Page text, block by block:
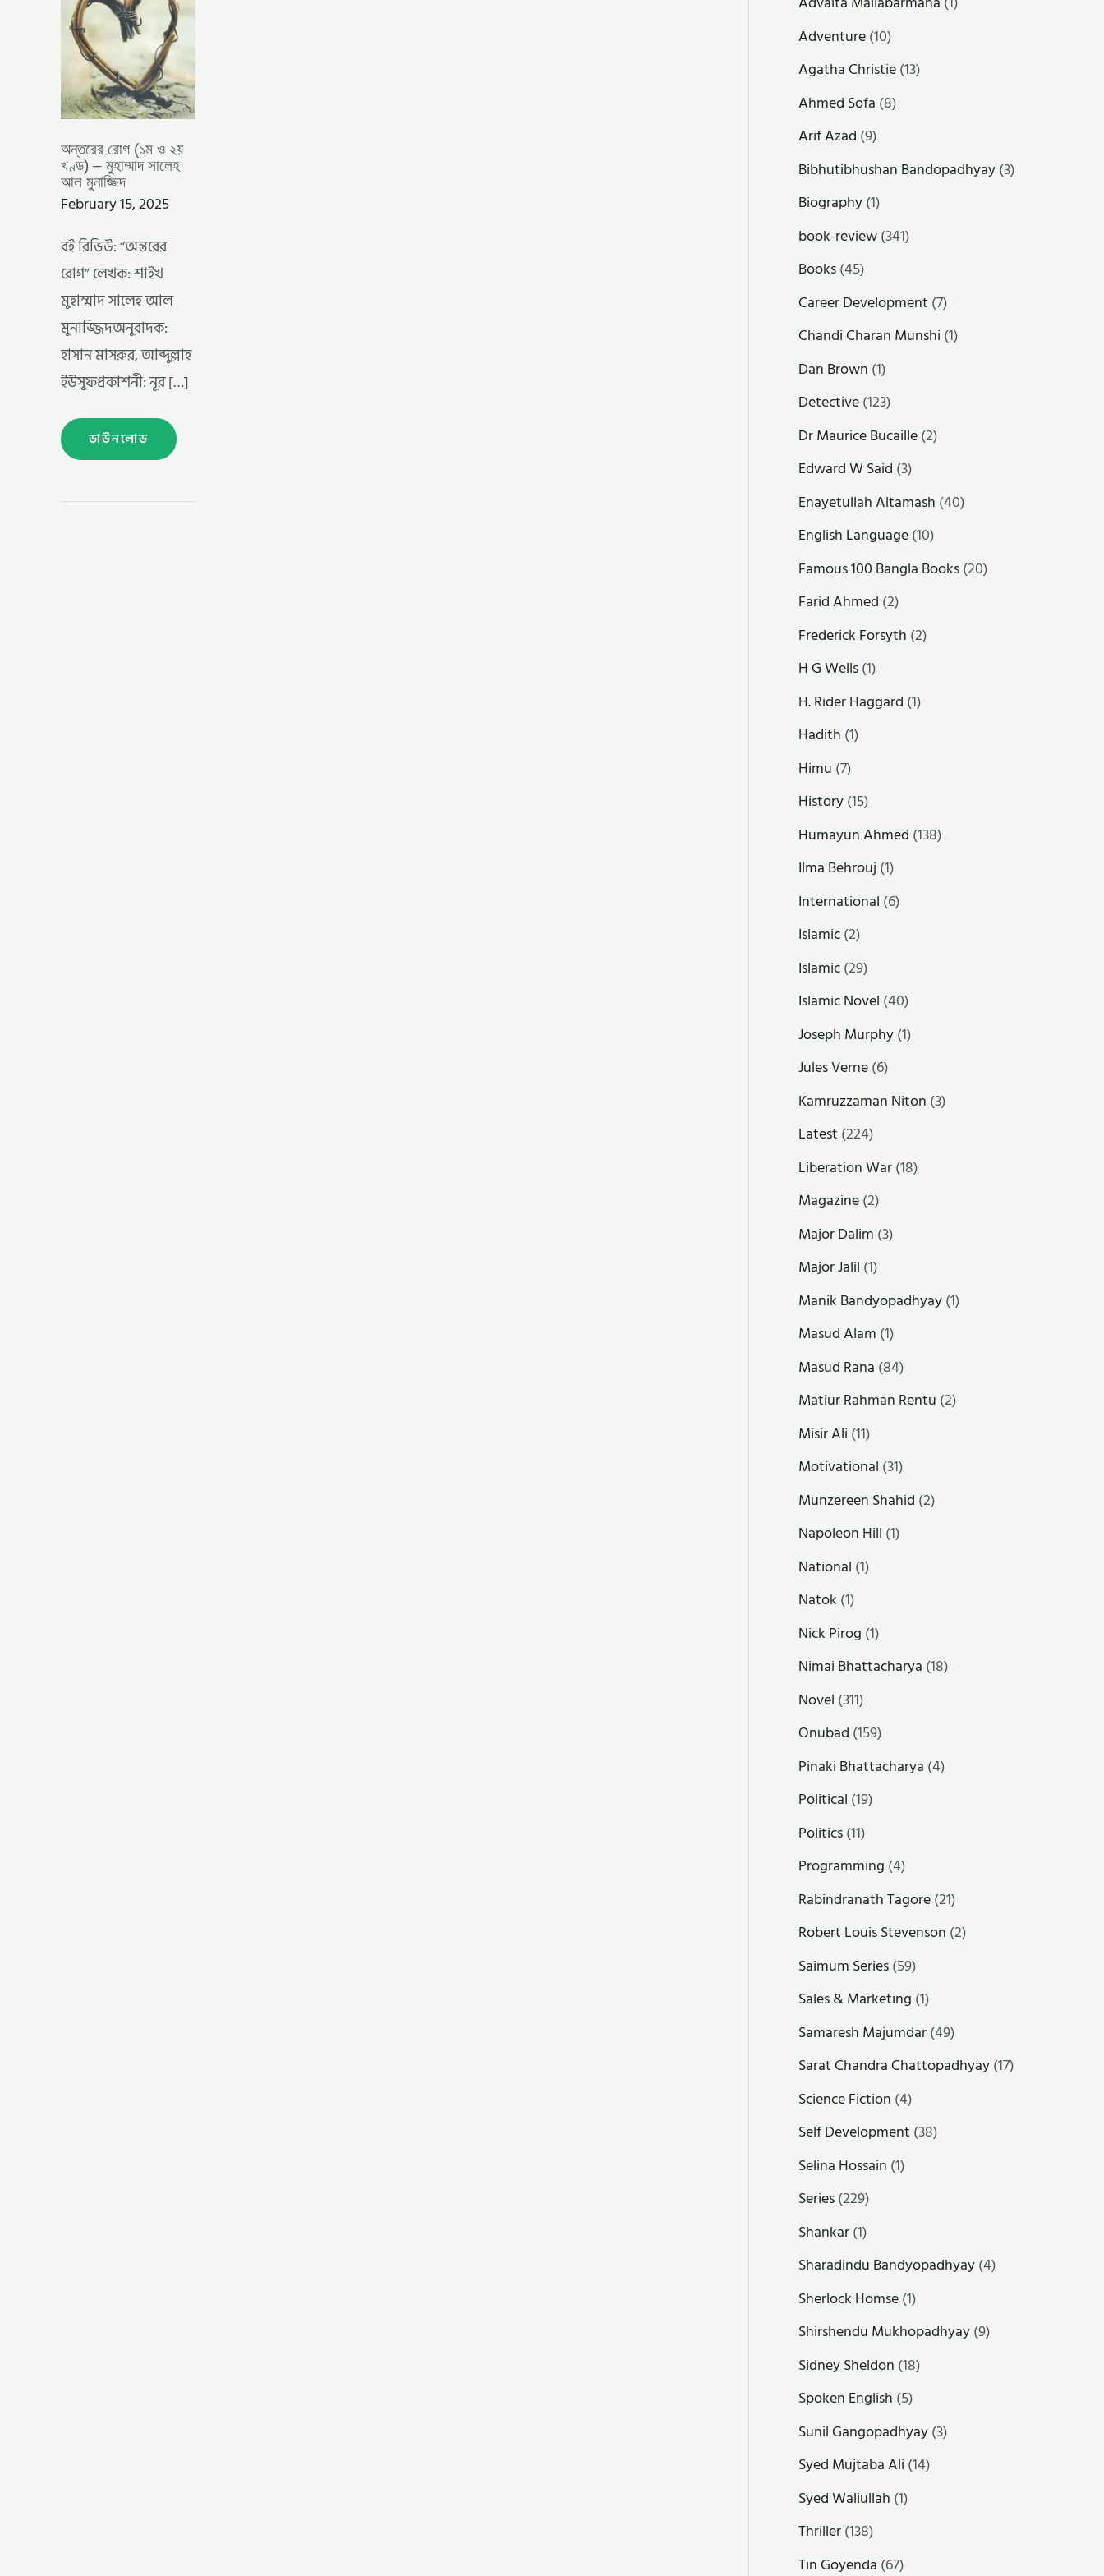
অন্তরের রোগ (১ম ও ২য়
খণ্ড) – মুহাম্মাদ সালেহ
আল মুনাজ্জিদ
February 15, 2025
বই রিভিউ: “অন্তরের
রোগ” লেখক: শাইখ
মুহাম্মাদ সালেহ আল
মুনাজ্জিদঅনুবাদক:
হাসান মাসরুর, আব্দুল্লাহ
ইউসুফপ্রকাশনী: নূর […]
সালেহ
আল
মুনাজ্জিদ
ডাউনলোড
Adventure(10)
Agatha Christie(13)
Ahmed Sofa (8)
Arif Azad (9)
Bibhutibhushan Bandopadhyay(3)
Biography(1)
book-review(341)
Books(45)
Career Development (7)
Chandi Charan Munshi (1)
Dan Brown (1)
Detective(123)
Dr Maurice Bucaille(2)
Edward W Said (3)
Enayetullah Altamash (40)
English Language(10)
Famous 100 Bangla Books(20)
Farid Ahmed (2)
Frederick Forsyth (2)
H G Wells(1)
H. Rider Haggard (1)
Hadith (1)
Himu (7)
History(15)
Humayun Ahmed (138)
Ilma Behrouj (1)
International (6)
Islamic(2)
Islamic(29)
Islamic Novel (40)
Joseph Murphy(1)
Jules Verne(6)
Kamruzzaman Niton (3)
Latest (224)
Liberation War(18)
Magazine(2)
Major Dalim (3)
Major Jalil (1)
Manik Bandyopadhyay(1)
Masud Alam (1)
Masud Rana (84)
Matiur Rahman Rentu (2)
Misir Ali (11)
Motivational (31)
Munzereen Shahid (2)
Napoleon Hill (1)
National (1)
Natok (1)
Nick Pirog (1)
Nimai Bhattacharya (18)
Novel (311)
Onubad (159)
Pinaki Bhattacharya (4)
Political (19)
Politics(11)
Programming (4)
Rabindranath Tagore(21)
Robert Louis Stevenson (2)
Saimum Series(59)
Sales & Marketing (1)
Samaresh Majumdar(49)
Sarat Chandra Chattopadhyay(17)
Science Fiction (4)
Self Development (38)
Selina Hossain (1)
Series(229)
Shankar(1)
Sharadindu Bandyopadhyay(4)
Sherlock Homse(1)
Shirshendu Mukhopadhyay(9)
Sidney Sheldon (18)
Spoken English (5)
Sunil Gangopadhyay(3)
Syed Mujtaba Ali (14)
Syed Waliullah (1)
Thriller(138)
Tin Goyenda (67)